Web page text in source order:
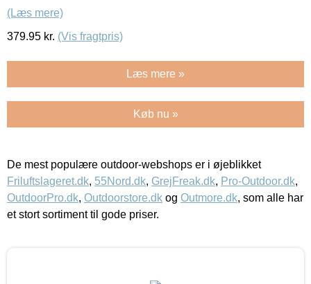
(Læs mere)
379.95 kr. (Vis fragtpris)
Læs mere »
Køb nu »
De mest populære outdoor-webshops er i øjeblikket
Friluftslageret.dk, 55Nord.dk, GrejFreak.dk, Pro-Outdoor.dk,
OutdoorPro.dk, Outdoorstore.dk og Outmore.dk, som alle har
et stort sortiment til gode priser.